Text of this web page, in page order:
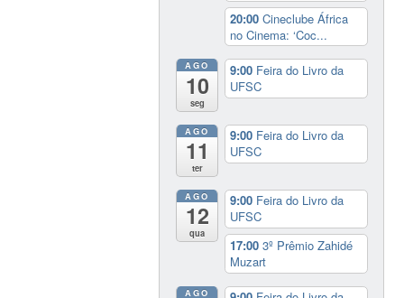
20:00Cineclube África
no Cinema: ‘Coc...
AGO
10
seg
9:00 Feira do Livro da
UFSC
AGO
11
ter
9:00 Feira do Livro da
UFSC
AGO
12
qua
9:00 Feira do Livro da
UFSC
17:003º Prêmio Zahidé
Muzart
AGO